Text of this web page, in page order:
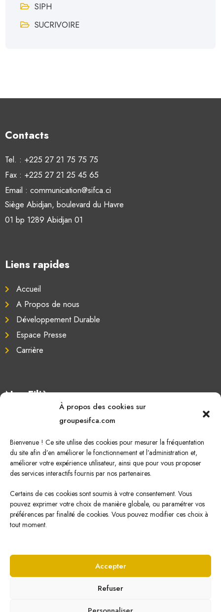
À propos des cookies sur
groupesifca.com
Bienvenue ! Ce site utilise des cookies pour mesurer la fréquentation
du site afin d’en améliorer le fonctionnement et l’administration et,
améliorer votre expérience utilisateur, ainsi que pour vous proposer
des services interactifs fournis par nos partenaires.
Certains de ces cookies sont soumis à votre consentement. Vous
pouvez exprimer votre choix de manière globale, ou paramétrer vos
préférences par finalité de cookies. Vous pouvez modifier ces choix à
tout moment.
Accepter
Refuser
SIPH
SUCRIVOIRE
Contacts
Tel. : +225 27 21 75 75 75
Fax : +225 27 21 25 45 65
Email : communication@sifca.ci
Siège Abidjan, boulevard du Havre
01 bp 1289 Abidjan 01
Liens rapides
Accueil
A Propos de nous
Développement Durable
Espace Presse
Carrière
Nos Filières
Sucre de canne
Energie Renouvelable
Nous écrire